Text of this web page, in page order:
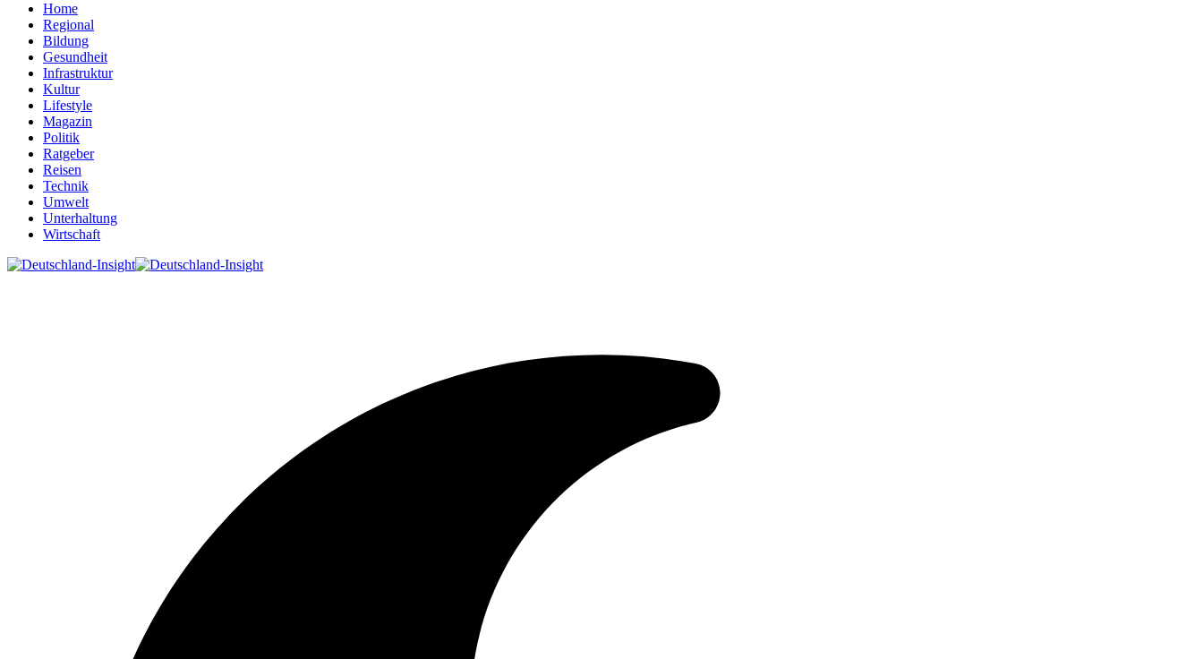
Home
Regional
Bildung
Gesundheit
Infrastruktur
Kultur
Lifestyle
Magazin
Politik
Ratgeber
Reisen
Technik
Umwelt
Unterhaltung
Wirtschaft